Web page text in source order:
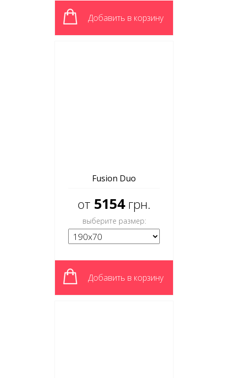
Добавить в корзину
Fusion Duo
от 5154 грн.
выберите размер:
Добавить в корзину